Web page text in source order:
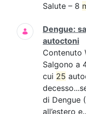
Salute – 8
Dengue:
autoctoni
Contenuto
Salgono a
cui 25
di Dengue
all’estero